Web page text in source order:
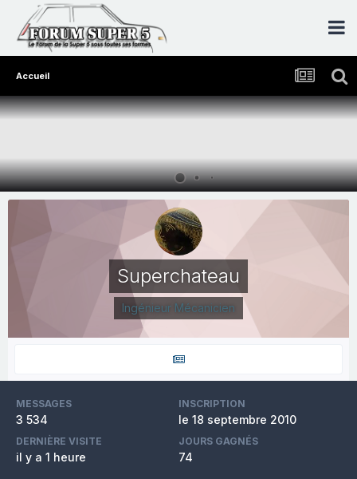
Accueil
Superchateau
Ingénieur Mécanicien
MESSAGES
3 534
INSCRIPTION
le 18 septembre 2010
DERNIÈRE VISITE
il y a 1 heure
JOURS GAGNÉS
74